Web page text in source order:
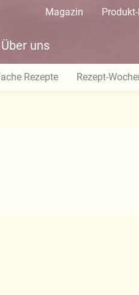
Magazin
Über uns
Rezepte Rezept-